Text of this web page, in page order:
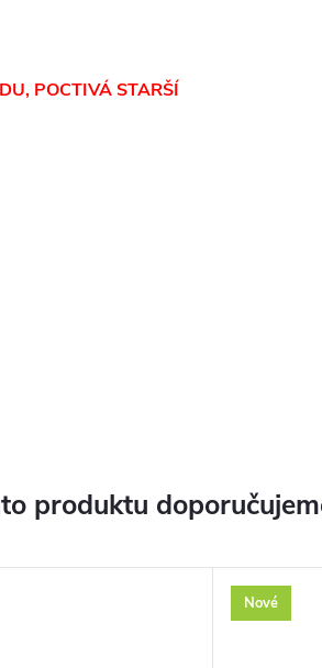
POCTIVÁ STARŠÍ
produktu
Nové